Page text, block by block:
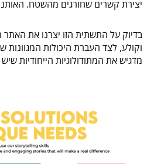
יצירת קשרים שחורגים מהשטח.
וקולע, לצד העברת היכולות
מדגיש את המתודולוגיות הייחודיות